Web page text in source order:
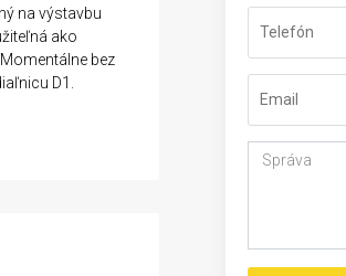
na výstavbu
ako
bez
D1.